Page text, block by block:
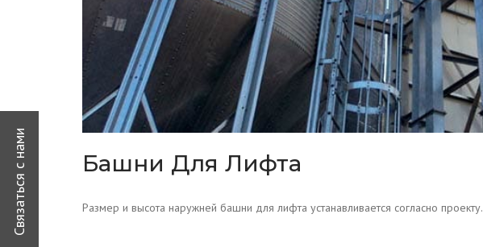
Башни Для Лифта
Размер и высота наружней башни для лифта устанавливается согласно проекту.